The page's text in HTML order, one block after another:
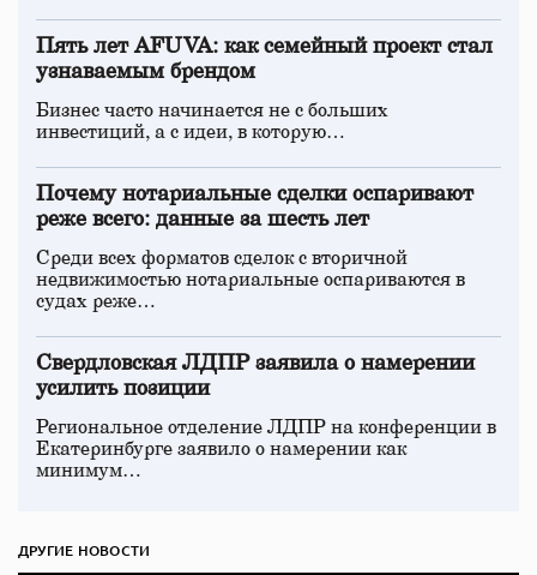
Пять лет AFUVA: как семейный проект стал
узнаваемым брендом
Бизнес часто начинается не с больших
инвестиций, а с идеи, в которую…
Почему нотариальные сделки оспаривают
реже всего: данные за шесть лет
Среди всех форматов сделок с вторичной
недвижимостью нотариальные оспариваются в
судах реже…
Свердловская ЛДПР заявила о намерении
усилить позиции
Региональное отделение ЛДПР на конференции в
Екатеринбурге заявило о намерении как
минимум…
ДРУГИЕ НОВОСТИ